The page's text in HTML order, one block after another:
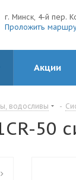
г. Минск, 4-й пер.
Проложить
Акции
водосливы -
50